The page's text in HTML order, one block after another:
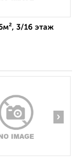
3/16 этаж
›